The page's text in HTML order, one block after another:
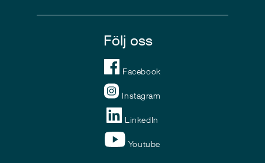
Följ oss
Facebook
Instagram
LinkedIn
Youtube